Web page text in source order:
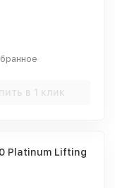
в 1 клик
Platinum Lifting